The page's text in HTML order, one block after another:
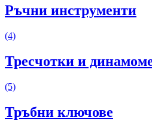
Ръчни инструменти
(4)
Тресчотки и
(5)
Тръбни ключове